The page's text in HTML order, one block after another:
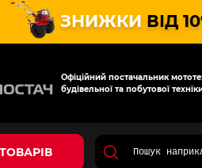
ЗНИЖКИ ВІД
Офіційний постачальник
будівельної та побутової